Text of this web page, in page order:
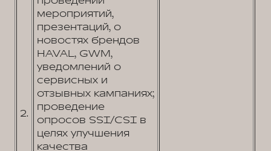
2.
мероприятий,
презентаций, о
новостях брендов
HAVAL, GWM,
уведомлений о
сервисных и
отзывных кампаниях;
проведение
опросов SSI/CSI в
целях улучшения
качества